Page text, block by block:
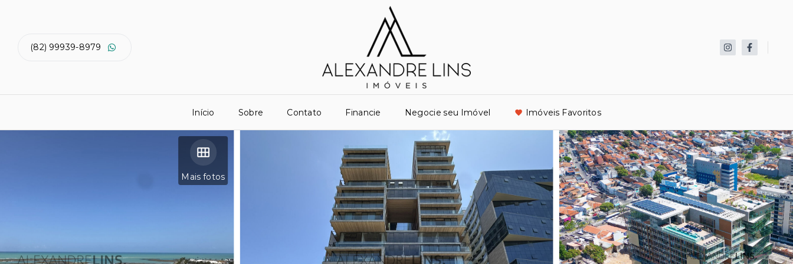
(82) 99939-8979
Início Sobre Contato Financie Negocie seu Imóvel Imóveis Favoritos
Mais fotos